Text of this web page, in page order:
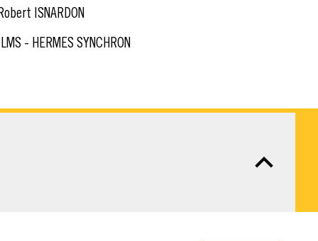
ISNARDON
- HERMES SYNCHRON